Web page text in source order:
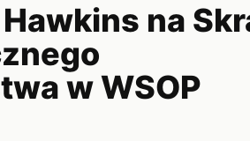
na
w WSOP